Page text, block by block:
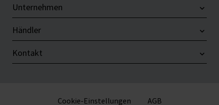
Unternehmen
Händler
Kontakt
Cookie-Einstellungen AGB